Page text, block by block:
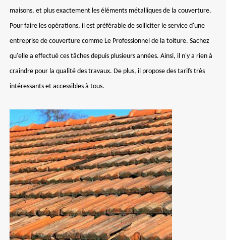
maisons, et plus exactement les éléments métalliques de la couverture.
Pour faire les opérations, il est préférable de solliciter le service d'une
entreprise de couverture comme Le Professionnel de la toiture. Sachez
qu'elle a effectué ces tâches depuis plusieurs années. Ainsi, il n'y a rien à
craindre pour la qualité des travaux. De plus, il propose des tarifs très
intéressants et accessibles à tous.